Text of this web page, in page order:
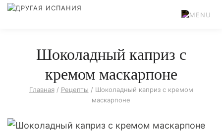
Шоколадный каприз с
кремом маскарпоне
Главная/ Рецепты / Шоколадный каприз с кремом
маскарпоне